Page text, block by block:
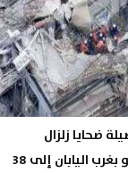
ضحايا زلزال
كوماموتو بغرب اليابان إلى 38